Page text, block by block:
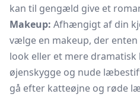
kan til gengæld give et
Makeup: Afhængigt af din
vælge en makeup, der
look eller et mere
øjenskygge og nude
gå efter katteøjne og røde